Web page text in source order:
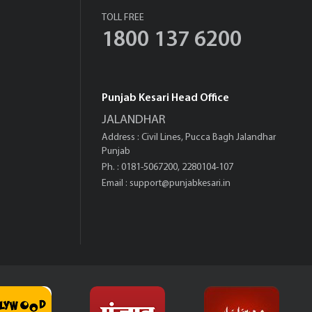
TOLL FREE
1800 137 6200
Punjab Kesari Head Office
JALANDHAR
Address : Civil Lines, Pucca Bagh Jalandhar
Punjab
Ph. : 0181-5067200, 2280104-107
Email : support@punjabkesari.in